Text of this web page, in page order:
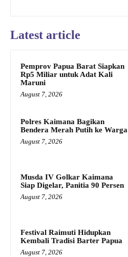
Latest article
Pemprov Papua Barat Siapkan
Rp5 Miliar untuk Adat Kali
Maruni
August 7, 2026
Polres Kaimana Bagikan
Bendera Merah Putih ke Warga
August 7, 2026
Musda IV Golkar Kaimana
Siap Digelar, Panitia 90 Persen
August 7, 2026
Festival Raimuti Hidupkan
Kembali Tradisi Barter Papua
August 7, 2026